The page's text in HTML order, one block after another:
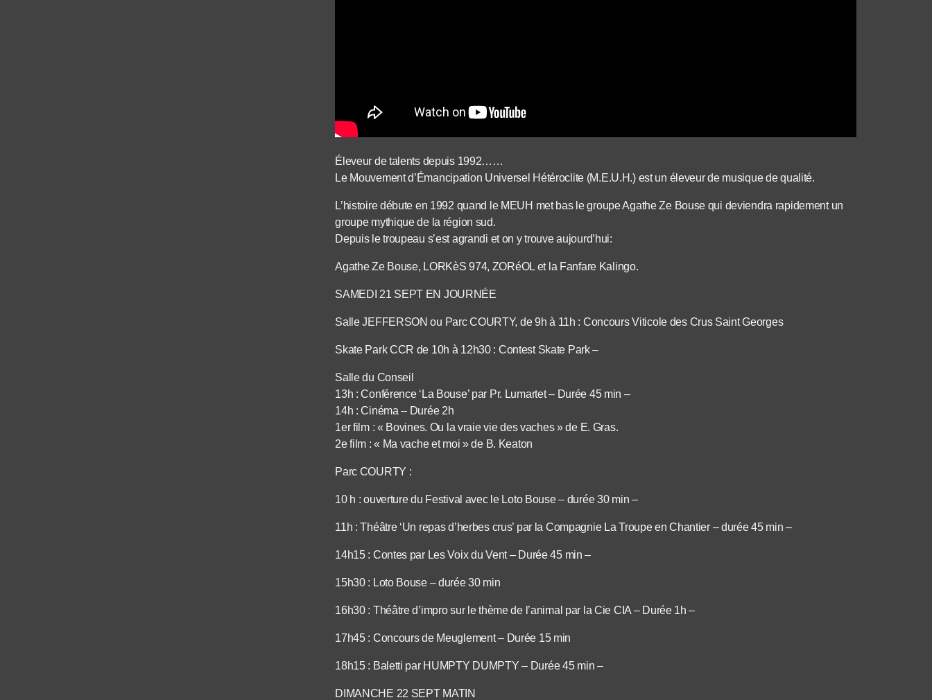
Éleveur de talents depuis 1992……
Le Mouvement d’Émancipation Universel Hétéroclite (M.E.U.H.) est un éleveur de musique de qualité.
L’histoire débute en 1992 quand le MEUH met bas le groupe Agathe Ze Bouse qui deviendra rapidement un
groupe mythique de la région sud.
Depuis le troupeau s’est agrandi et on y trouve aujourd’hui:
Agathe Ze Bouse, LORKèS 974, ZORéOL et la Fanfare Kalingo.
SAMEDI 21 SEPT EN JOURNÉE
Salle JEFFERSON ou Parc COURTY, de 9h à 11h : Concours Viticole des Crus Saint Georges
Skate Park CCR de 10h à 12h30 : Contest Skate Park –
Salle du Conseil
13h : Conférence ‘La Bouse’ par Pr. Lumartet – Durée 45 min –
14h : Cinéma – Durée 2h
1er film : « Bovines. Ou la vraie vie des vaches » de E. Gras.
2e film : « Ma vache et moi » de B. Keaton
Parc COURTY :
10 h : ouverture du Festival avec le Loto Bouse – durée 30 min –
11h : Théâtre ‘Un repas d’herbes crus’ par la Compagnie La Troupe en Chantier – durée 45 min –
14h15 : Contes par Les Voix du Vent – Durée 45 min –
15h30 : Loto Bouse – durée 30 min
16h30 : Théâtre d’impro sur le thème de l’animal par la Cie CIA – Durée 1h –
17h45 : Concours de Meuglement – Durée 15 min
18h15 : Baletti par HUMPTY DUMPTY – Durée 45 min –
DIMANCHE 22 SEPT MATIN